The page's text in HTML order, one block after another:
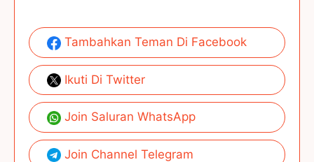
Tambahkan Teman Di Facebook
Ikuti Di Twitter
Join Saluran WhatsApp
Join Channel Telegram